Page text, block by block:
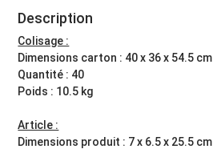
Description
Colisage :
Dimensions carton : 40 x 36 x 54.5 cm
Quantité : 40
Poids : 10.5 kg
Article :
Dimensions produit : 7 x 6.5 x 25.5 cm